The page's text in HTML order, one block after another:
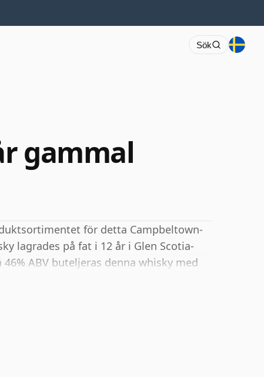
Sök
gammal
för detta Campbeltown-
lagrades på fat i 12 år i Glen Scotia-
ABV buteljeras denna whisky med
en droppe vatten.